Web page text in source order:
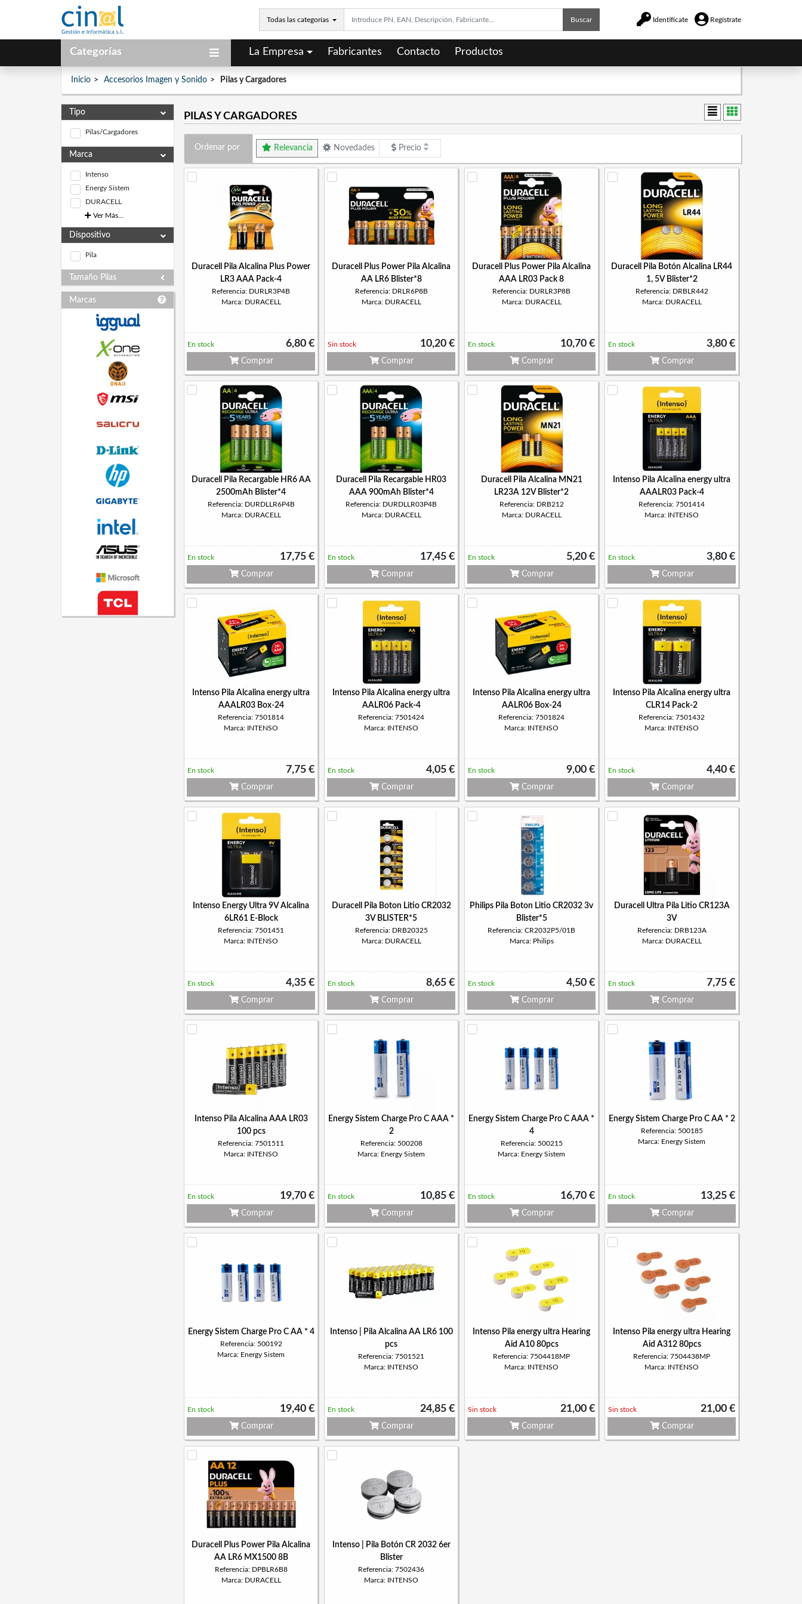
Todas las categorías Buscar Identifícate Regístrate
Categorías La Empresa Fabricantes Contacto Productos
Inicio Accesorios Imagen y Sonido Pilas y Cargadores
Tipo
Pilas/Cargadores
Marca
Intenso
Energy Sistem
DURACELL
Ver Más...
Dispositivo
Pila
Tamaño Pilas
Marcas
PILAS Y CARGADORES
Ordenar por Relevancia Novedades Precio
Duracell Pila Alcalina Plus Power
LR3 AAA Pack-4
Referencia: DURLR3P4B
Marca: DURACELL
6,80 €
En stock
Comprar
Duracell Plus Power Pila Alcalina
AA LR6 Blister*8
Referencia: DRLR6P8B
Marca: DURACELL
10,20 €
Sin stock
Comprar
Duracell Plus Power Pila Alcalina
AAA LR03 Pack 8
Referencia: DURLR3P8B
Marca: DURACELL
10,70 €
En stock
Comprar
Duracell Pila Botón Alcalina LR44
1, 5V Blister*2
Referencia: DRBLR442
Marca: DURACELL
3,80 €
En stock
Comprar
Duracell Pila Recargable HR6 AA
2500mAh Blister*4
Referencia: DURDLLR6P4B
Marca: DURACELL
17,75 €
En stock
Comprar
Duracell Pila Recargable HR03
AAA 900mAh Blister*4
Referencia: DURDLLR03P4B
Marca: DURACELL
17,45 €
En stock
Comprar
Duracell Pila Alcalina MN21
LR23A 12V Blister*2
Referencia: DRB212
Marca: DURACELL
5,20 €
En stock
Comprar
Intenso Pila Alcalina energy ultra
AAALR03 Pack-4
Referencia: 7501414
Marca: INTENSO
3,80 €
En stock
Comprar
Intenso Pila Alcalina energy ultra
AAALR03 Box-24
Referencia: 7501814
Marca: INTENSO
7,75 €
En stock
Comprar
Intenso Pila Alcalina energy ultra
AALR06 Pack-4
Referencia: 7501424
Marca: INTENSO
4,05 €
En stock
Comprar
Intenso Pila Alcalina energy ultra
AALR06 Box-24
Referencia: 7501824
Marca: INTENSO
9,00 €
En stock
Comprar
Intenso Pila Alcalina energy ultra
CLR14 Pack-2
Referencia: 7501432
Marca: INTENSO
4,40 €
En stock
Comprar
Intenso Energy Ultra 9V Alcalina
6LR61 E-Block
Referencia: 7501451
Marca: INTENSO
4,35 €
En stock
Comprar
Duracell Pila Boton Litio CR2032
3V BLISTER*5
Referencia: DRB20325
Marca: DURACELL
8,65 €
En stock
Comprar
Philips Pila Boton Litio CR2032 3v
Blister*5
Referencia: CR2032P5/01B
Marca: Philips
4,50 €
En stock
Comprar
Duracell Ultra Pila Litio CR123A
3V
Referencia: DRB123A
Marca: DURACELL
7,75 €
En stock
Comprar
Intenso Pila Alcalina AAA LR03
100 pcs
Referencia: 7501511
Marca: INTENSO
19,70 €
En stock
Comprar
Energy Sistem Charge Pro C AAA *
2
Referencia: 500208
Marca: Energy Sistem
10,85 €
En stock
Comprar
Energy Sistem Charge Pro C AAA *
4
Referencia: 500215
Marca: Energy Sistem
16,70 €
En stock
Comprar
Energy Sistem Charge Pro C AA * 2
Referencia: 500185
Marca: Energy Sistem
13,25 €
En stock
Comprar
Energy Sistem Charge Pro C AA * 4
Referencia: 500192
Marca: Energy Sistem
19,40 €
En stock
Comprar
Intenso | Pila Alcalina AA LR6 100
pcs
Referencia: 7501521
Marca: INTENSO
24,85 €
En stock
Comprar
Intenso Pila energy ultra Hearing
Aid A10 80pcs
Referencia: 7504418MP
Marca: INTENSO
21,00 €
Sin stock
Comprar
Intenso Pila energy ultra Hearing
Aid A312 80pcs
Referencia: 7504438MP
Marca: INTENSO
21,00 €
Sin stock
Comprar
Duracell Plus Power Pila Alcalina
AA LR6 MX1500 8B
Referencia: DPBLR6B8
Marca: DURACELL
Intenso | Pila Botón CR 2032 6er
Blister
Referencia: 7502436
Marca: INTENSO